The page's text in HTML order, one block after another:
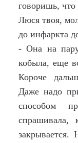
говоришь,
Люся твоя,
до инфаркта
- Она на
кобыла, еще
Короче
Даже надо
способом
спрашивала,